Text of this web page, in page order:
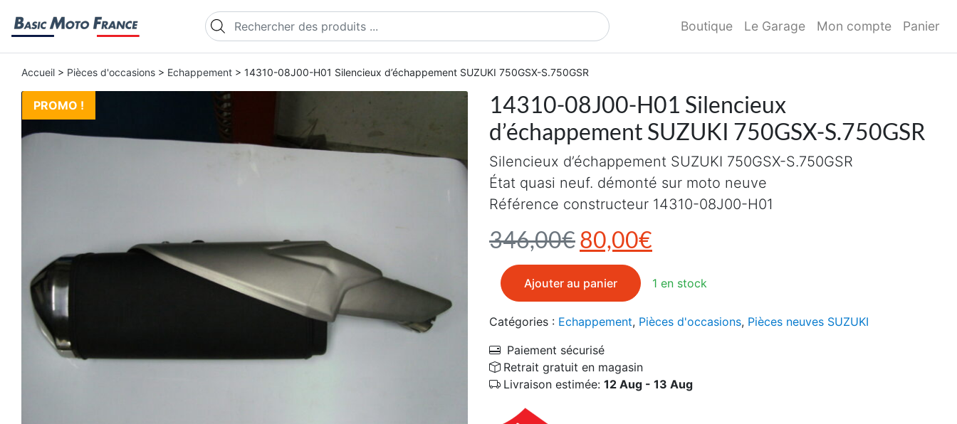
Recherche de produits Boutique Le Garage Mon compte Panier
Accueil > Pièces d'occasions > Echappement > 14310-08J00-H01 Silencieux d’échappement SUZUKI 750GSX-S.750GSR
PROMO !
14310-08J00-H01 Silencieux
d’échappement SUZUKI 750GSX-S.750GSR
346,00€Le prix initial était : 346,00€.
80,00€
Silencieux d’échappement SUZUKI 750GSX-S.750GSR
État quasi neuf. démonté sur moto neuve
Référence constructeur 14310-08J00-H01
1 en stock
quantité de 14310-08J00-H01 Silencieux d'échappement SUZUKI 750GSX-S.750GSR
Ajouter au panier
Catégories : Echappement, Pièces d'occasions, Pièces neuves SUZUKI
Paiement sécurisé
Retrait gratuit en magasin
Livraison estimée: 12 Aug - 13 Aug